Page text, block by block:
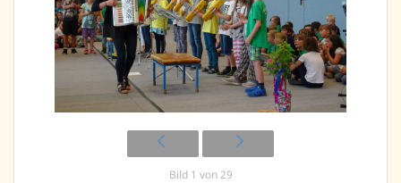
Bild 1 von 29